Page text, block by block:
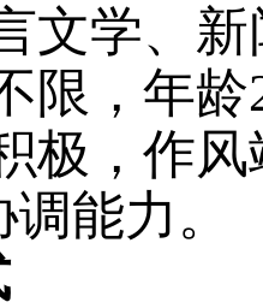
文学、
限，年
极，作
能力。